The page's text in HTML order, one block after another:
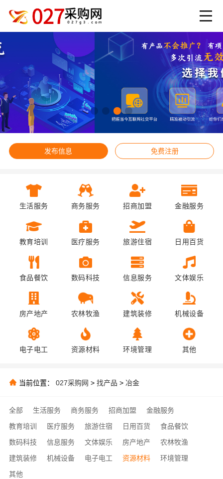
发布信息 免费注册
生活服务 商务服务 招商加盟 金融服务
教育培训 医疗服务 旅游住宿 日用百货
食品餐饮 数码科技 信息服务 文体娱乐
房产地产 农林牧渔 建筑装修 机械设备
电子电工 资源材料 环境管理 其他
当前位置： 027采购网 > 找产品 > 冶金
全部 生活服务 商务服务 招商加盟
金融服务
教育培训
医疗服务 旅游住宿 日用百货
食品餐饮
数码科技
信息服务 文体娱乐 房产地产
农林牧渔
建筑装修
机械设备 电子电工 资源材料
环境管理
其他